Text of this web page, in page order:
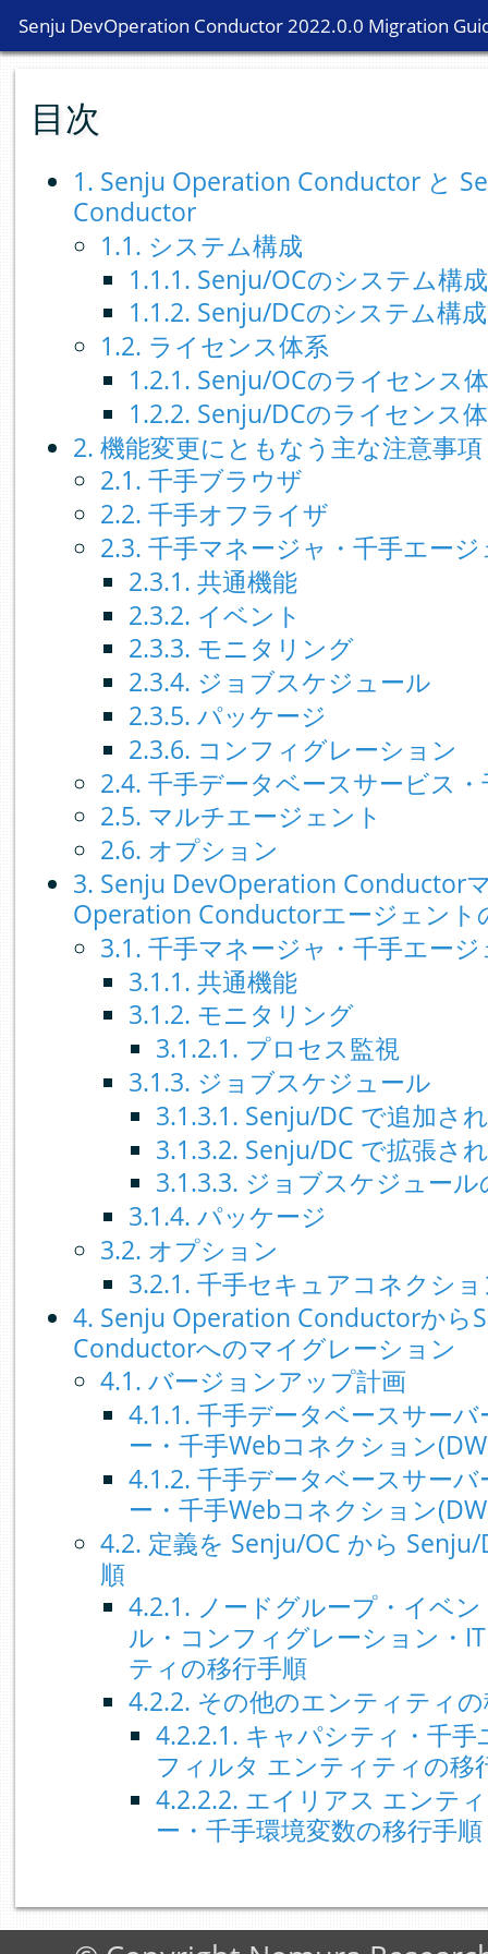
Senju DevOperation Conductor 2022.0.0 Migration
目次
1. Senju Operation Conductor と
Conductor
1.1. システム構成
1.1.1. Senju/OCのシステム構成
1.1.2. Senju/DCのシステム構成
1.2. ライセンス体系
1.2.1. Senju/OCのライセンス
1.2.2. Senju/DCのライセンス
2. 機能変更にともなう主な注意事項
2.1. 千手ブラウザ
2.2. 千手オフライザ
2.3. 千手マネージャ・千手エー
2.3.1. 共通機能
2.3.2. イベント
2.3.3. モニタリング
2.3.4. ジョブスケジュール
2.3.5. パッケージ
2.3.6. コンフィグレーション
2.4. 千手データベースサービス
2.5. マルチエージェント
2.6. オプション
3. Senju DevOperation Conductor
Operation Conductorエージェント
3.1. 千手マネージャ・千手エー
3.1.1. 共通機能
3.1.2. モニタリング
3.1.2.1. プロセス監視
3.1.3. ジョブスケジュール
3.1.3.1. Senju/DC で追加さ
3.1.3.2. Senju/DC で拡張さ
3.1.3.3. ジョブスケジュー
3.1.4. パッケージ
3.2. オプション
3.2.1. 千手セキュアコネクシ
4. Senju Operation Conductorから
Conductorへのマイグレーション
4.1. バージョンアップ計画
4.1.1. 千手データベースサー
ー・千手Webコネクション
4.1.2. 千手データベースサー
ー・千手Webコネクション
4.2. 定義を Senju/OC から
順
4.2.1. ノードグループ・イベ
ル・コンフィグレーション・
ティの移行手順
4.2.2. その他のエンティティ
4.2.2.1. キャパシティ・千
フィルタ エンティティの移
4.2.2.2. エイリアス エンテ
ー・千手環境変数の移行手順
Senju DevOperation Conductor 2022.0.0 Migration